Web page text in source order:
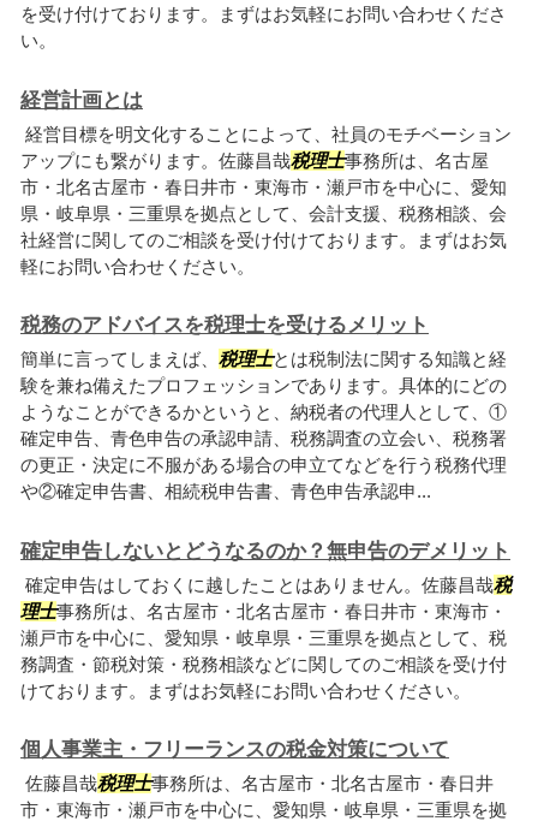
を受け付けております。まずはお気軽にお問い合わせくださ
い。
経営計画とは
経営目標を明文化することによって、社員のモチベーション
アップにも繋がります。佐藤昌哉税理士事務所は、名古屋
市・北名古屋市・春日井市・東海市・瀬戸市を中心に、愛知
県・岐阜県・三重県を拠点として、会計支援、税務相談、会
社経営に関してのご相談を受け付けております。まずはお気
軽にお問い合わせください。
税務のアドバイスを税理士を受けるメリット
簡単に言ってしまえば、 税理士とは税制法に関する知識と経
験を兼ね備えたプロフェッションであります。具体的にどの
ようなことができるかというと、納税者の代理人として、①
確定申告、青色申告の承認申請、税務調査の立会い、税務署
の更正・決定に不服がある場合の申立てなどを行う税務代理
や②確定申告書、相続税申告書、青色申告承認申...
確定申告しないとどうなるのか？無申告のデメリット
確定申告はしておくに越したことはありません。佐藤昌哉税
理士事務所は、名古屋市・北名古屋市・春日井市・東海市・
瀬戸市を中心に、愛知県・岐阜県・三重県を拠点として、税
務調査・節税対策・税務相談などに関してのご相談を受け付
けております。まずはお気軽にお問い合わせください。
個人事業主・フリーランスの税金対策について
佐藤昌哉税理士事務所は、名古屋市・北名古屋市・春日井
市・東海市・瀬戸市を中心に、愛知県・岐阜県・三重県を拠